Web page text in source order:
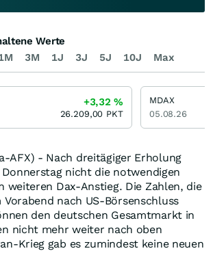
AFX) - Nach dreitägiger Erholung
nicht die notwendigen
weiteren Dax-Anstieg. Die Zahlen, die
Vorabend nach US-Börsenschluss
den deutschen Gesamtmarkt in
nicht mehr weiter nach oben
Krieg gab es zumindest keine neuen
3M 1J 3J 5J 10J Max
Werte
+3,32%
26.209,00 PKT
MDAX
05.08.26